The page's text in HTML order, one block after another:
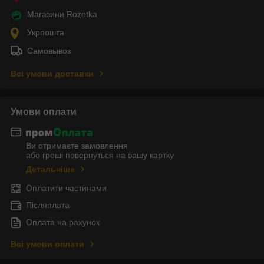
Магазини Rozetka
Укрпошта
Самовывоз
Всі умови доставки
Умови оплати
Ви отримаєте замовлення
або гроші повернуться на вашу картку
Детальніше
Оплатити частинами
Післяплата
Оплата на рахунок
Всі умови оплати